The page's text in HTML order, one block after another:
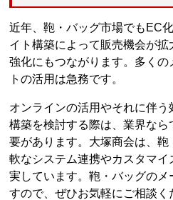
近年、鞄・バッグ市場でもEC
イト構築によって販売機会が
強化にもつながります。多くの
トの活用は急務です。
オンラインの活用やそれに伴
構築を検討する際は、業界な
要があります。大塚商会は、
軟なシステム連携やカスタマ
実しています。鞄・バッグのメ
すので、ぜひお気軽にご相談く